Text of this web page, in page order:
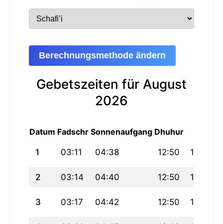
Berechnungsmethode ändern
Gebetszeiten für August
2026
Datum Fadschr Sonnenaufgang Dhuhur
1 03:11 04:38 12:50 17:08
2 03:14 04:40 12:50 17:07
3 03:17 04:42 12:50 17:06